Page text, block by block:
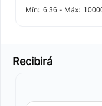
Mín: 6.36 - Máx:
Recibirá